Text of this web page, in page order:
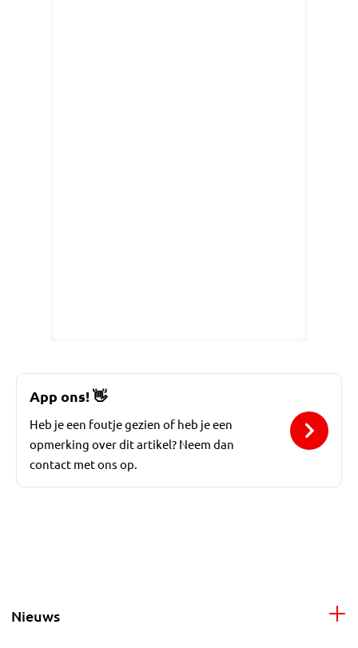
App ons!👋
Heb je een foutje gezien of heb je een
opmerking over dit artikel? Neem dan
contact met ons op.
Nieuws